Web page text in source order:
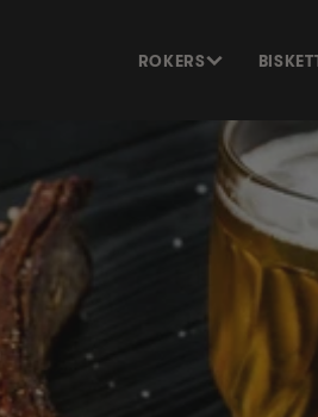
ROKERS